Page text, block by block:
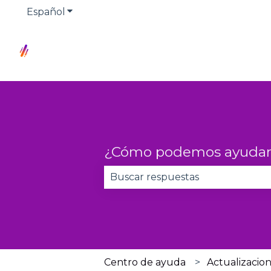
Español Traducciones de Mostrar submenú de
¿Cómo podemos
Centro de ayuda